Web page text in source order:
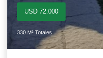
USD 72.000
330 M² Totales